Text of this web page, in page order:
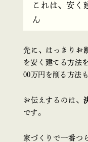
これは、安く
ん
先に、はっきりお
を安く建てる方法
00万円を削る方法
お伝えするのは、
です。
家づくりで一番つ